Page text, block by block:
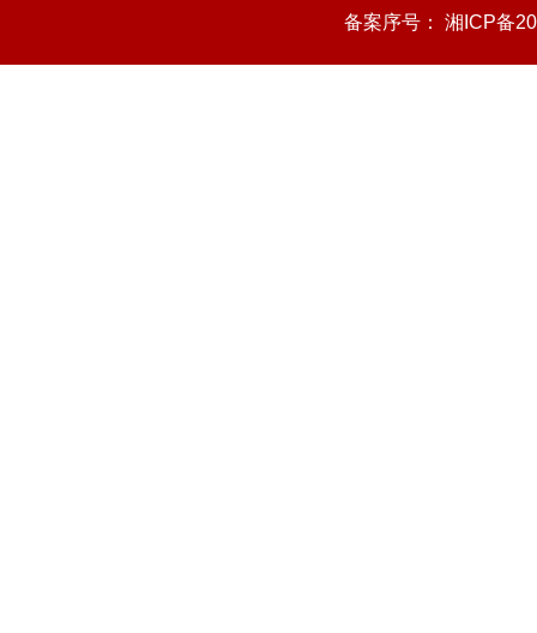
备案序号： 湘ICP备